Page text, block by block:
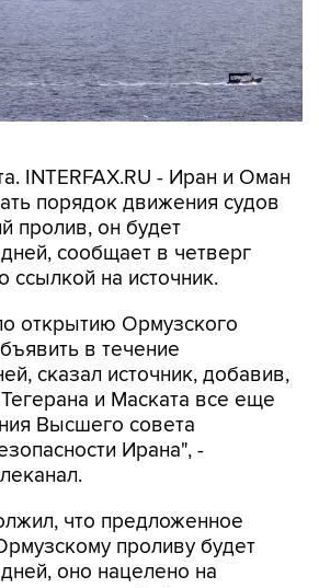
INTERFAX.RU - Иран и Оман
порядок движения судов
пролив, он будет
сообщает в четверг
ссылкой на источник.
открытию Ормузского
в течение
сказал источник, добавив,
и Маската все еще
Высшего совета
Ирана", -
что предложенное
проливу будет
оно нацелено на